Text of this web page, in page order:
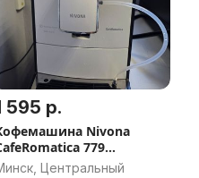
595 р.
Nivona
779
Центральный